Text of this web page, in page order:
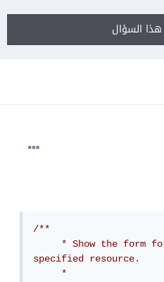
السؤال
/**
     * Show the form for editing the
specified resource.
     *